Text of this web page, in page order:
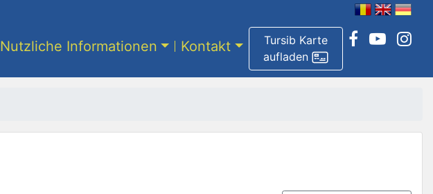
Tursib Karte
aufladen
Nutzliche Informationen Kontakt